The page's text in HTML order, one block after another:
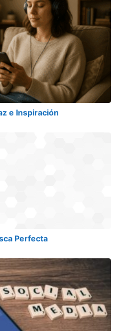
e Inspiración
Perfecta